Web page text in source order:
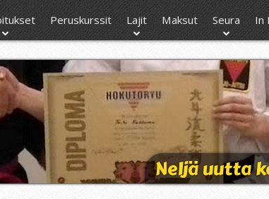
Peruskurssit Lajit Maksut Seura In
Neljä uutta